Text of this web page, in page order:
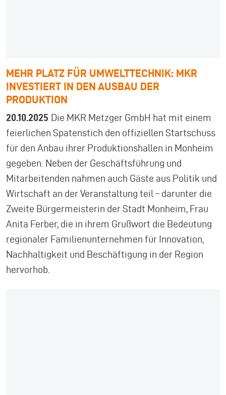
MEHR PLATZ FÜR UMWELTTECHNIK: MKR
INVESTIERT IN DEN AUSBAU DER
PRODUKTION
20.10.2025 Die MKR Metzger GmbH hat mit einem
feierlichen Spatenstich den offiziellen Startschuss
für den Anbau ihrer Produktionshallen in Monheim
gegeben. Neben der Geschäftsführung und
Mitarbeitenden nahmen auch Gäste aus Politik und
Wirtschaft an der Veranstaltung teil – darunter die
Zweite Bürgermeisterin der Stadt Monheim, Frau
Anita Ferber, die in ihrem Grußwort die Bedeutung
regionaler Familienunternehmen für Innovation,
Nachhaltigkeit und Beschäftigung in der Region
hervorhob.